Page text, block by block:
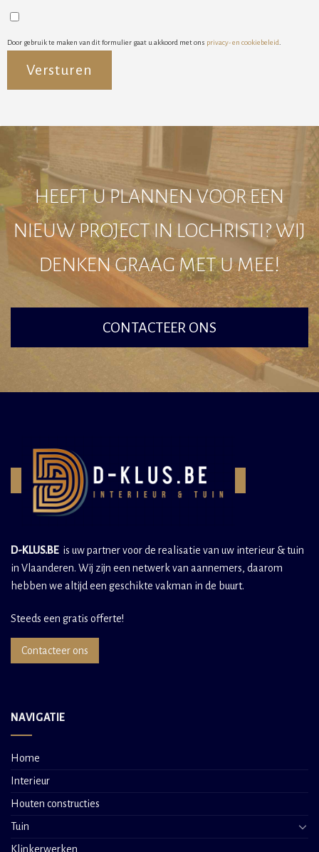
Door gebruik te maken van dit formulier gaat u akkoord met ons privacy- en cookiebeleid
HEEFT U PLANNEN VOOR EEN
NIEUW PROJECT IN LOCHRISTI? WIJ
DENKEN GRAAG MET U MEE!
CONTACTEER ONS
D-KLUS.BEis uw partner voor de realisatie van uw interieur & tuin
in Vlaanderen. Wij zijn een netwerk van aannemers, daarom
hebben we altijd een geschikte vakman in de buurt.
Steeds een gratis offerte!
Contacteer ons
NAVIGATIE
Home
Interieur
Houten constructies
Tuin
Klinkerwerken